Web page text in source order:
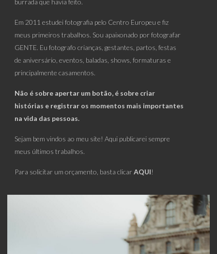
burrada que havia feito.
Em 2011 estudei fotografia pelo Centro Europeu e fiz
meus primeiros trabalhos. Sou apaixonado por fotografar
GENTE. Eu fotografo crianças, gestantes, partos, festas
de aniversário, eventos, baladas, shows, formaturas e
principalmente casamentos.
Não é sobre apertar um botão, é sobre criar
histórias e registrar os momentos mais importantes
na vida das pessoas.
Sejam bem vindos ao meu site! Aqui publicarei sempre
meus últimos trabalhos.
Para solicitar um orçamento, basta clicar AQUI!